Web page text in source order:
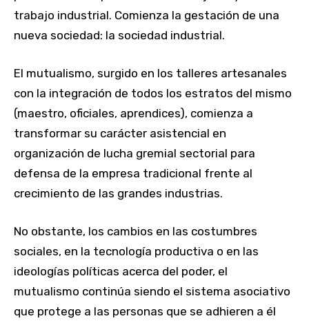
trabajo industrial. Comienza la gestación de una
nueva sociedad: la sociedad industrial.
El mutualismo, surgido en los talleres artesanales
con la integración de todos los estratos del mismo
(maestro, oficiales, aprendices), comienza a
transformar su carácter asistencial en
organización de lucha gremial sectorial para
defensa de la empresa tradicional frente al
crecimiento de las grandes industrias.
No obstante, los cambios en las costumbres
sociales, en la tecnología productiva o en las
ideologías políticas acerca del poder, el
mutualismo continúa siendo el sistema asociativo
que protege a las personas que se adhieren a él